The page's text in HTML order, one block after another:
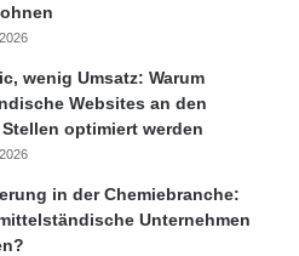
wenig Umsatz: Warum
Websites an den
optimiert werden
in der Chemiebranche:
Unternehmen